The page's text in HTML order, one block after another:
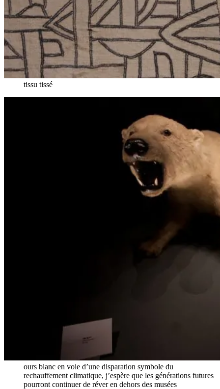
tissu tissé
ours blanc en voie d’une disparation symbole du
rechauffement climatique, j’espère que les générations futures
pourront continuer de réver en dehors des musées